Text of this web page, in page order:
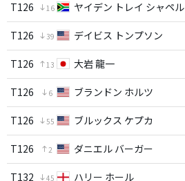
T126 16 ヤイデン トレイ シャペル
T126 39 デイビス トンプソン
T126 13 大岩 龍一
T126 6 ブランドン ホルツ
T126 55 ブルックス ケプカ
T126 2 ダニエル バーガー
T132 45 ハリー ホール